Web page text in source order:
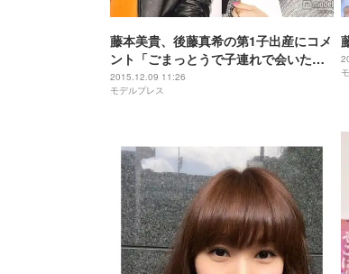
藤本美貴、後藤真希の第1子出産にコメ
ント「ごまっとうで子連れで会いたい
な」
2015.12.09 11:26
モデルプレス